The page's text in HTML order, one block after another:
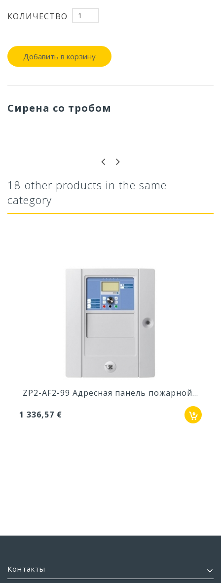
КОЛИЧЕСТВО
Добавить в корзину
Сирена со тробом
18 other products in the same
category
ZP2-AF2-99 Адресная панель пожарной...
1 336,57 €
Контакты